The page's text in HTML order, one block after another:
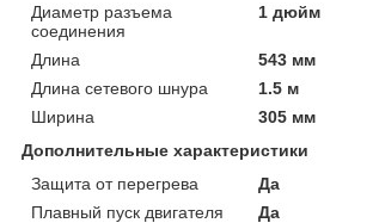
Диаметр разъема
соединения
1 дюйм
Длина
543 мм
Длина сетевого шнура
1.5 м
Ширина
305 мм
Дополнительные характеристики
Защита от перегрева
Да
Плавный пуск двигателя
Да